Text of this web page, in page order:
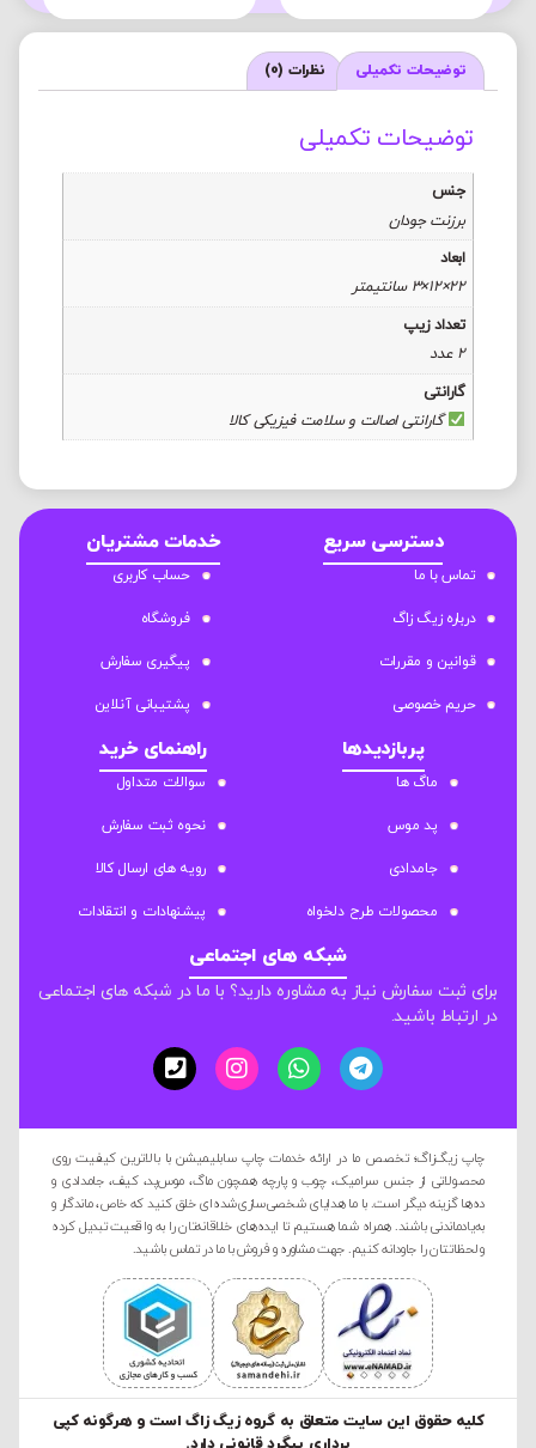
توضیحات تکمیلی نظرات (0)
توضیحات تکمیلی
جنس
برزنت جودان
ابعاد
22×12×3 سانتیمتر
تعداد زیپ
2 عدد
گارانتی
گارانتی اصالت و سلامت فیزیکی کالا
دسترسی سریع
تماس با ما
درباره زیگ زاگ
قوانین و مقررات
حریم خصوصی
خدمات مشتریان
حساب کاربری
فروشگاه
پیگیری سفارش
پشتیبانی آنلاین
پربازدیدها
ماگ ها
پد موس
جامدادی
محصولات طرح دلخواه
راهنمای خرید
سوالات متداول
نحوه ثبت سفارش
رویه های ارسال کالا
پیشنهادات و انتقادات
شبکه های اجتماعی
برای ثبت سفارش نیاز به مشاوره دارید؟ با ما در شبکه های اجتماعی
در ارتباط باشید.
چاپ زیگ‌زاگ؛ تخصص ما در ارائه خدمات چاپ سابلیمیشن با بالاترین کیفیت روی
محصولاتی از جنس سرامیک، چوب و پارچه همچون ماگ، موس‌پد، کیف، جامدادی و
ده‌ها گزینه دیگر است. با ما هدایای شخصی‌سازی‌شده‌ای خلق کنید که خاص، ماندگار و
به‌یادماندنی باشند. همراه شما هستیم تا ایده‌های خلاقانه‌تان را به واقعیت تبدیل کرده
و لحظاتتان را جاودانه کنیم. جهت مشاوره و فروش با ما در تماس باشید.
کليه حقوق این سایت متعلق به گروه زیگ زاگ است و هرگونه کپی